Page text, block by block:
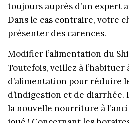
toujours auprès d’un expert
Dans le cas contraire, votre
présenter des carences.
Modifier l’alimentation du
Toutefois, veillez à l’habituer
d’alimentation pour réduire
d’indigestion et de
la nouvelle nourriture à